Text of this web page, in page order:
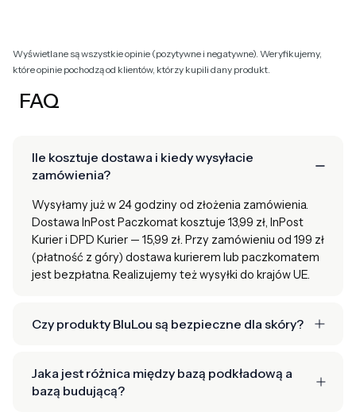
Wyświetlane są wszystkie opinie (pozytywne i negatywne). Weryfikujemy,
które opinie pochodzą od klientów, którzy kupili dany produkt.
FAQ
Ile kosztuje dostawa i kiedy wysyłacie
zamówienia?
Wysyłamy już w 24 godziny od złożenia zamówienia.
Dostawa InPost Paczkomat kosztuje 13,99 zł, InPost
Kurier i DPD Kurier — 15,99 zł. Przy zamówieniu od 199 zł
(płatność z góry) dostawa kurierem lub paczkomatem
jest bezpłatna. Realizujemy też wysyłki do krajów UE.
Czy produkty BluLou są bezpieczne dla skóry?
Jaka jest różnica między bazą podkładową a
bazą budującą?